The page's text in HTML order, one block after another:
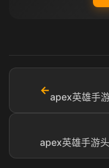
←
apex英雄手
apex英雄手游